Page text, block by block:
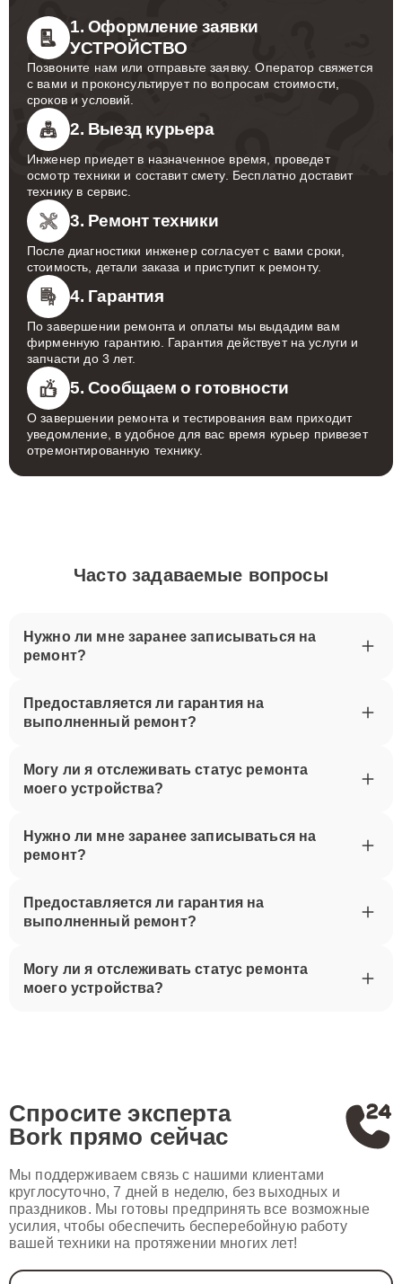
1. Оформление заявки
УСТРОЙСТВО
Позвоните нам или отправьте заявку. Оператор свяжется
с вами и проконсультирует по вопросам стоимости,
сроков и условий.
2. Выезд курьера
Инженер приедет в назначенное время, проведет
осмотр техники и составит смету. Бесплатно доставит
технику в сервис.
3. Ремонт техники
После диагностики инженер согласует с вами сроки,
стоимость, детали заказа и приступит к ремонту.
4. Гарантия
По завершении ремонта и оплаты мы выдадим вам
фирменную гарантию. Гарантия действует на услуги и
запчасти до 3 лет.
5. Сообщаем о готовности
О завершении ремонта и тестирования вам приходит
уведомление, в удобное для вас время курьер привезет
отремонтированную технику.
Часто задаваемые вопросы
Нужно ли мне заранее записываться на
ремонт?
Предоставляется ли гарантия на
выполненный ремонт?
Могу ли я отслеживать статус ремонта
моего устройства?
Нужно ли мне заранее записываться на
ремонт?
Предоставляется ли гарантия на
выполненный ремонт?
Могу ли я отслеживать статус ремонта
моего устройства?
Спросите эксперта
Bork прямо сейчас
Мы поддерживаем связь с нашими клиентами
круглосуточно, 7 дней в неделю, без выходных и
праздников. Мы готовы предпринять все возможные
усилия, чтобы обеспечить бесперебойную работу
вашей техники на протяжении многих лет!